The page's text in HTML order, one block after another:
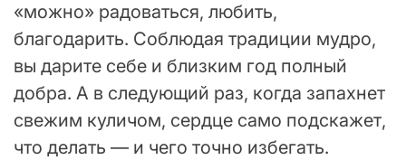
«можно» радоваться, любить,
благодарить. Соблюдая традиции мудро,
вы дарите себе и близким год полный
добра. А в следующий раз, когда запахнет
свежим куличом, сердце само подскажет,
что делать — и чего точно избегать.